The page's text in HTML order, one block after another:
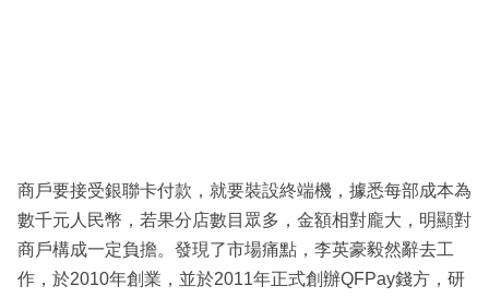
商戶要接受銀聯卡付款，就要裝設終端機，據悉每部成本為
數千元人民幣，若果分店數目眾多，金額相對龐大，明顯對
商戶構成一定負擔。發現了市場痛點，李英豪毅然辭去工
作，於2010年創業，並於2011年正式創辦QFPay錢方，研